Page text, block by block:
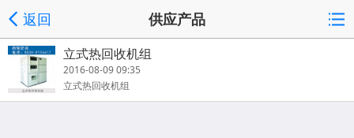
返回 供应产品
立式热回收机组
2016-08-09 09:35
立式热回收机组